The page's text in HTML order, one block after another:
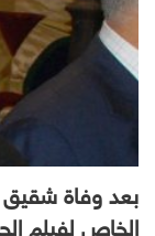
بعد وفاة شقيق